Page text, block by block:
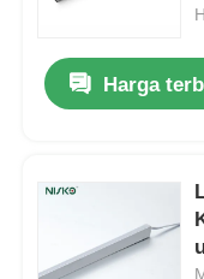
Semua Kasus
Quote request
Engsel pintu
Harga